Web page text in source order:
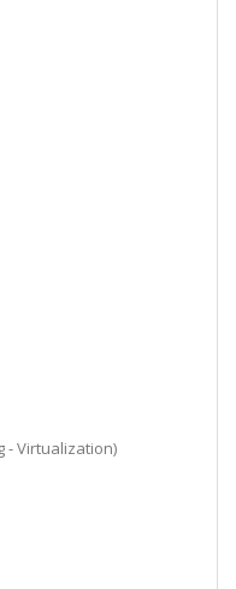
- Virtualization)